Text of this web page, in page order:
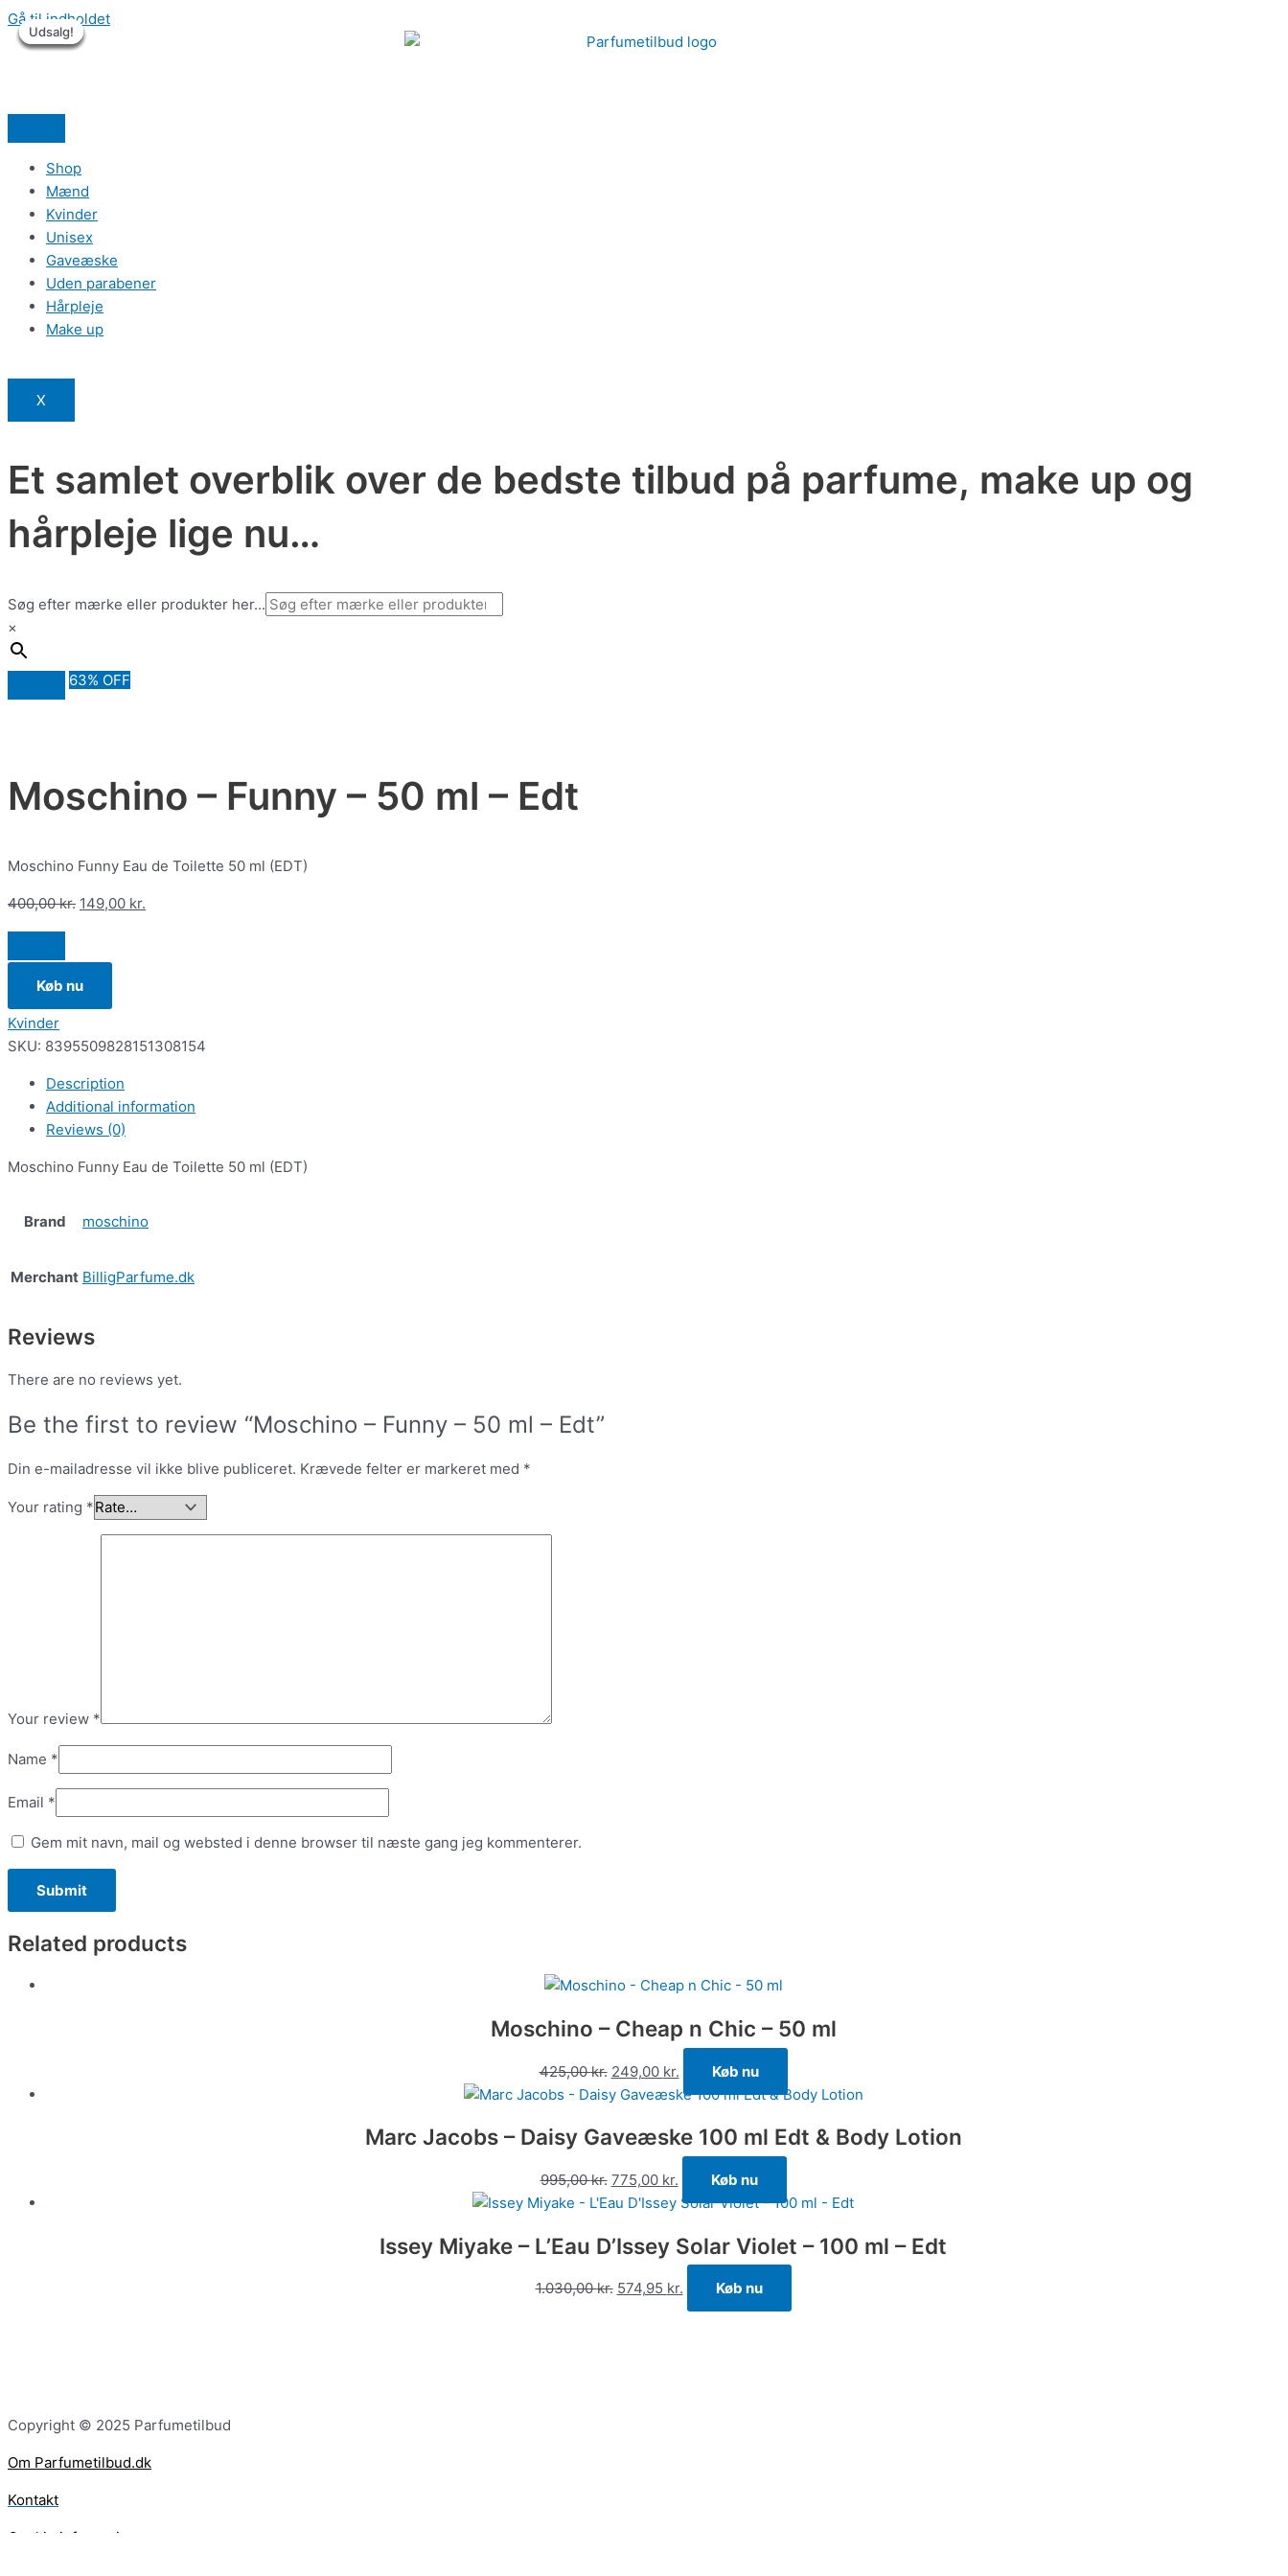
Gå til indholdet
Shop
Mænd
Kvinder
Unisex
Gaveæske
Uden parabener
Hårpleje
Make up
X
Et samlet overblik over de bedste tilbud på parfume, make up og
hårpleje lige nu…
Søg efter mærke eller produkter her...
×
63% OFF
Moschino – Funny – 50 ml – Edt
Moschino Funny Eau de Toilette 50 ml (EDT)
400,00kr. 149,00 kr.
Køb nu
Kvinder
SKU: 8395509828151308154
Description
Additional information
Reviews (0)
Moschino Funny Eau de Toilette 50 ml (EDT)
Brand moschino
Merchant BilligParfume.dk
Reviews
There are no reviews yet.
Be the first to review “Moschino – Funny – 50 ml – Edt”
Din e-mailadresse vil ikke blive publiceret. Krævede felter er markeret med *
Your rating *
Your review *
Name *
Email *
Gem mit navn, mail og websted i denne browser til næste gang jeg kommenterer.
Related products
Udsalg!
Moschino – Cheap n Chic – 50 ml
425,00kr. 249,00 kr.
Udsalg!
Køb nu
Udsalg!
Marc Jacobs – Daisy Gaveæske 100 ml Edt & Body Lotion
995,00kr. 775,00 kr.
Udsalg!
Køb nu
Udsalg!
Issey Miyake – L’Eau D’Issey Solar Violet – 100 ml – Edt
1.030,00kr. 574,95 kr.
Udsalg!
Køb nu
Copyright © 2025 Parfumetilbud
Om Parfumetilbud.dk
Kontakt
Cookie information